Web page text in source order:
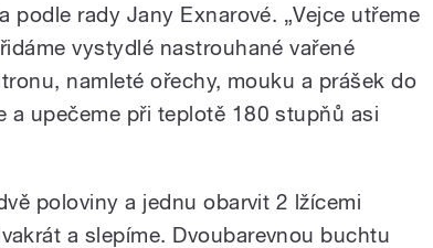
podle rady Jany Exnarové. „Vejce utřeme
vystydlé nastrouhané vařené
namleté ořechy, mouku a prášek do
a upečeme při teplotě 180 stupňů asi
poloviny a jednu obarvit 2 lžícemi
a slepíme. Dvoubarevnou buchtu